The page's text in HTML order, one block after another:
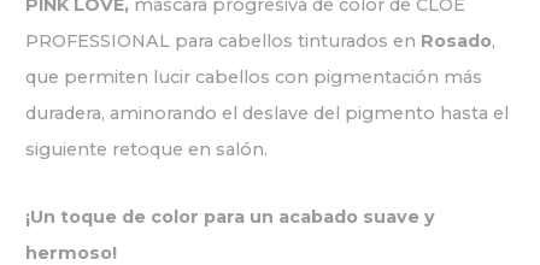
PINK LOVE, máscara progresiva de color de CLOE
PROFESSIONAL para cabellos tinturados en Rosado,
que permiten lucir cabellos con pigmentación más
duradera, aminorando el deslave del pigmento hasta el
siguiente retoque en salón.
¡Un toque de color para un acabado suave y
hermoso!